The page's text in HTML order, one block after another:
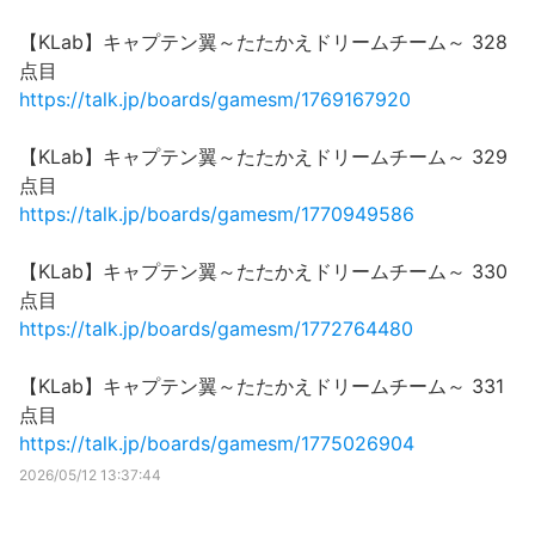
【KLab】キャプテン翼～たたかえドリームチーム～ 328
点目
https://talk.jp/boards/gamesm/1769167920
【KLab】キャプテン翼～たたかえドリームチーム～ 329
点目
https://talk.jp/boards/gamesm/1770949586
【KLab】キャプテン翼～たたかえドリームチーム～ 330
点目
https://talk.jp/boards/gamesm/1772764480
【KLab】キャプテン翼～たたかえドリームチーム～ 331
点目
https://talk.jp/boards/gamesm/1775026904
2026/05/12 13:37:44